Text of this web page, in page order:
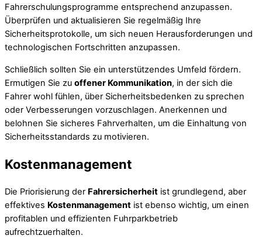
Fahrerschulungsprogramme entsprechend anzupassen.
Überprüfen und aktualisieren Sie regelmäßig Ihre
Sicherheitsprotokolle, um sich neuen Herausforderungen und
technologischen Fortschritten anzupassen.
Schließlich sollten Sie ein unterstützendes Umfeld fördern.
Ermutigen Sie zu offener Kommunikation, in der sich die
Fahrer wohl fühlen, über Sicherheitsbedenken zu sprechen
oder Verbesserungen vorzuschlagen. Anerkennen und
belohnen Sie sicheres Fahrverhalten, um die Einhaltung von
Sicherheitsstandards zu motivieren.
Kostenmanagement
Die Priorisierung der Fahrersicherheit ist grundlegend, aber
effektives Kostenmanagement ist ebenso wichtig, um einen
profitablen und effizienten Fuhrparkbetrieb
aufrechtzuerhalten.